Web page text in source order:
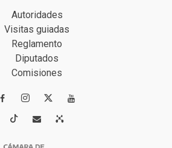
Autoridades
Visitas guiadas
Reglamento
Diputados
Comisiones
 
 